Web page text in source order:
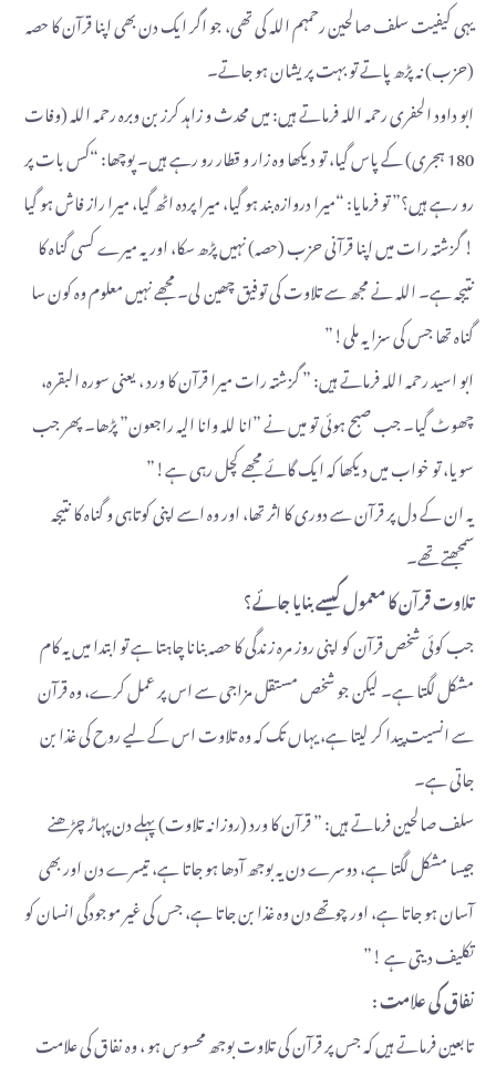
یہی کیفیت سلف صالحین رحمہم اللہ کی تھی، جو اگر ایک دن بھی اپنا قرآن کا حصہ
(حزب) نہ پڑھ پاتے تو بہت پریشان ہو جاتے۔
ابو داود الحفری رحمہ اللہ فرماتے ہیں: میں محدث و زاہد کرز بن وبرہ رحمہ اللہ (وفات
180 ہجری) کے پاس گیا، تو دیکھا وہ زار و قطار رو رہے ہیں۔ پوچھا: “کس بات پر
رو رہے ہیں؟” تو فرمایا: “میرا دروازہ بند ہو گیا، میرا پردہ اٹھ گیا، میرا راز فاش ہو گیا
! گزشتہ رات میں اپنا قرآنی حزب (حصہ) نہیں پڑھ سکا، اور یہ میرے کسی گناہ کا
نتیجہ ہے۔ اللہ نے مجھ سے تلاوت کی توفیق چھین لی۔ مجھے نہیں معلوم وہ کون سا
گناہ تھا جس کی سزا یہ ملی!”
ابو اسید رحمہ اللہ فرماتے ہیں: ” گزشتہ رات میرا قرآن کا ورد ، یعنی سورہ البقرہ،
چھوٹ گیا۔ جب صبح ہوئی تو میں نے ”انا للہ وانا الیہ راجعون” پڑھا۔ پھر جب
سویا، تو خواب میں دیکھا کہ ایک گائے مجھے کچل رہی ہے!”
یہ ان کے دل پر قرآن سے دوری کا اثر تھا، اور وہ اسے اپنی کوتاہی و گناہ کا نتیجہ
سمجھتے تھے۔
تلاوت قرآن کا معمول کیسے بنایا جائے؟
جب کوئی شخص قرآن کو اپنی روز مرہ زندگی کا حصہ بنانا چاہتا ہے تو ابتدا میں یہ کام
مشکل لگتا ہے۔ لیکن جو شخص مستقل مزاجی سے اس پر عمل کرے، وہ قرآن
سے انسیت پیدا کر لیتا ہے، یہاں تک کہ وہ تلاوت اس کے لیے روح کی غذا بن
جاتی ہے۔
سلف صالحین فرماتے ہیں: ” قرآن کا ورد (روزانہ تلاوت) پہلے دن پہاڑ چڑھنے
جیسا مشکل لگتا ہے، دوسرے دن یہ بوجھ آدھا ہو جاتا ہے، تیسرے دن اور بھی
آسان ہو جاتا ہے، اور چوتھے دن وہ غذا بن جاتا ہے، جس کی غیر موجودگی انسان کو
تکلیف دیتی ہے !”
نفاق کی علامت :
تابعین فرماتے ہیں کہ جس پر قرآن کی تلاوت بوجھ محسوس ہو ، وہ نفاق کی علامت